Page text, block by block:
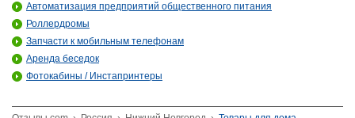
Автоматизация предприятий общественного питания
Роллердромы
Запчасти к мобильным телефонам
Аренда беседок
Фотокабины / Инстапринтеры